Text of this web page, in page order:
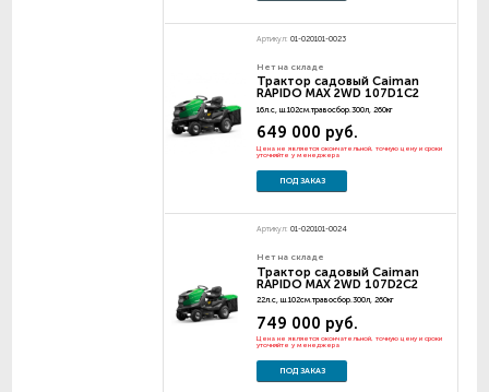
Артикул: 01-020101-0023
Нет на складе
Трактор садовый Caiman
RAPIDO MAX 2WD 107D1C2
16л.с, ш.102см.травосбор.300л, 260кг
649 000 руб.
Цена не является окончательной, точную цену и сроки
уточняйте у менеджера
ПОД ЗАКАЗ
Артикул: 01-020101-0024
Нет на складе
Трактор садовый Caiman
RAPIDO MAX 2WD 107D2C2
22л.с, ш.102см.травосбор.300л, 260кг
749 000 руб.
Цена не является окончательной, точную цену и сроки
уточняйте у менеджера
ПОД ЗАКАЗ